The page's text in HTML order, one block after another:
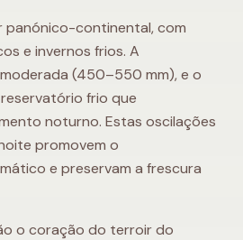
panónico-continental, com
e invernos frios. A
(450–550 mm), e o
frio que
noturno. Estas oscilações
promovem o
e preservam a frescura
o coração do terroir do